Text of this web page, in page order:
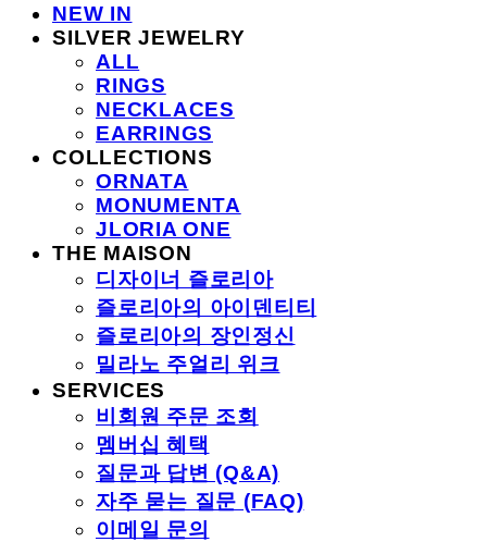
NEW IN
SILVER JEWELRY
ALL
RINGS
NECKLACES
EARRINGS
COLLECTIONS
ORNATA
MONUMENTA
JLORIA ONE
THE MAISON
디자이너 즐로리아
즐로리아의 아이덴티티
즐로리아의 장인정신
밀라노 주얼리 위크
SERVICES
비회원 주문 조회
멤버십 혜택
질문과 답변 (Q&A)
자주 묻는 질문 (FAQ)
이메일 문의